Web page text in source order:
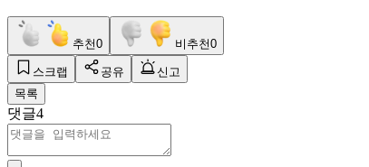
추천0 비추천0
스크랩 공유
신고
목록
댓글4